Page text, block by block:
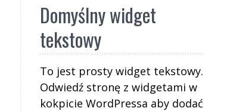
Domyślny widget
tekstowy
To jest prosty widget tekstowy.
Odwiedź stronę z widgetami w
kokpicie WordPressa aby dodać